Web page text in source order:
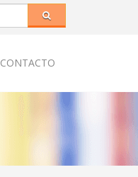
CONTACTO